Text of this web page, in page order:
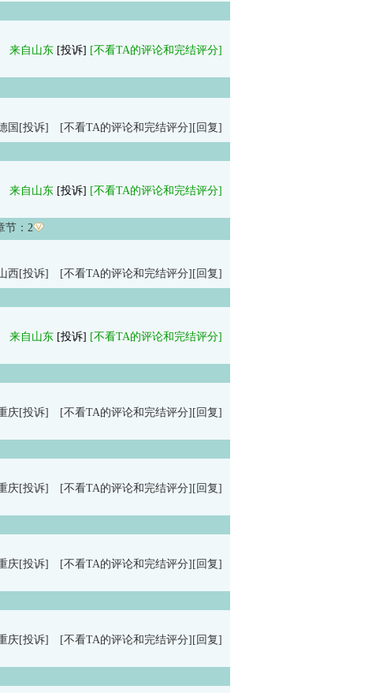
来自山东 [投诉] [不看TA的评论和完结评分]
国 [投诉] [不看TA的评论和完结评分] [回复]
来自山东 [投诉] [不看TA的评论和完结评分]
： 2
西 [投诉] [不看TA的评论和完结评分] [回复]
来自山东 [投诉] [不看TA的评论和完结评分]
庆[投诉] [不看TA的评论和完结评分] [回复]
庆[投诉] [不看TA的评论和完结评分] [回复]
庆[投诉] [不看TA的评论和完结评分] [回复]
庆[投诉] [不看TA的评论和完结评分] [回复]